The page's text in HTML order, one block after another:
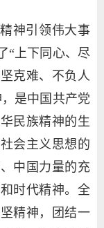
神引领伟大事
“上下同心、尽
克难、不负人
是中国共产党
民族精神的生
会主义思想的
中国力量的充
时代精神。全
精神，团结一